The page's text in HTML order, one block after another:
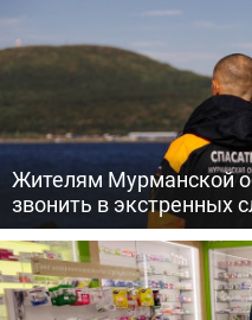
Жителям Мурманской
звонить в экстренных